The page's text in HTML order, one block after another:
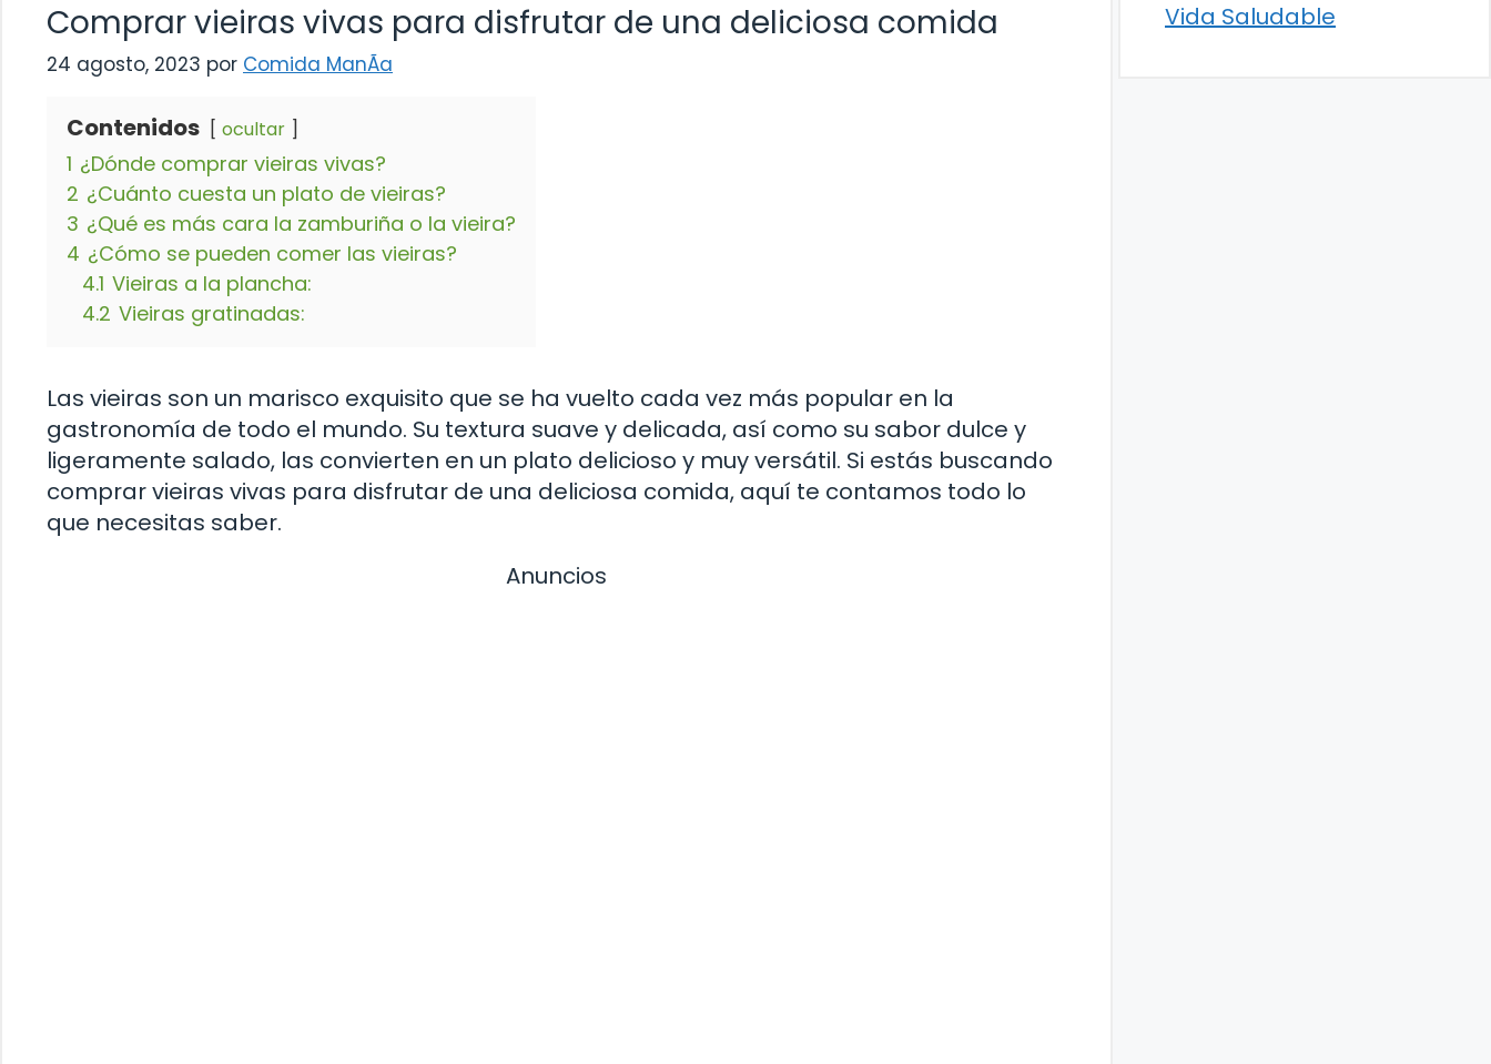
Comprar vieiras vivas para disfrutar de una deliciosa comida
24 agosto, 2023 por Comida ManÃ­a
Contenidos ocultar
1 ¿Dónde comprar vieiras vivas?
2 ¿Cuánto cuesta un plato de vieiras?
3 ¿Qué es más cara la zamburiña o la vieira?
4 ¿Cómo se pueden comer las vieiras?
4.1 Vieiras a la plancha:
4.2 Vieiras gratinadas:
Las vieiras son un marisco exquisito que se ha vuelto cada vez más popular en la
gastronomía de todo el mundo. Su textura suave y delicada, así como su sabor dulce y
ligeramente salado, las convierten en un plato delicioso y muy versátil. Si estás buscando
comprar vieiras vivas para disfrutar de una deliciosa comida, aquí te contamos todo lo
que necesitas saber.
Anuncios
Vida Saludable